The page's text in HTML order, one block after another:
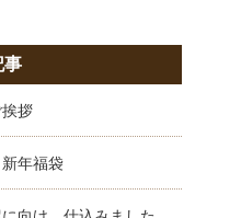
事
拶
年福袋